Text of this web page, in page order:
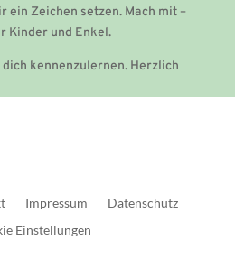
ein Zeichen setzen. Mach mit –
Kinder und Enkel.
kennenzulernen. Herzlich
Impressum
Datenschutz
Einstellungen